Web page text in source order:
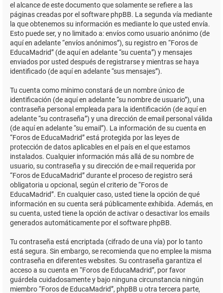
el alcance de este documento que solamente se refiere a las
páginas creadas por el software phpBB. La segunda vía mediante
la que obtenemos su información es mediante lo que usted envía.
Esto puede ser, y no limitado a: envíos como usuario anónimo (de
aquí en adelante “envíos anónimos”), su registro en “Foros de
EducaMadrid” (de aquí en adelante “su cuenta”) y mensajes
enviados por usted después de registrarse y mientras se haya
identificado (de aquí en adelante “sus mensajes”).
Tu cuenta como mínimo constará de un nombre único de
identificación (de aquí en adelante “su nombre de usuario”), una
contraseña personal empleada para la identificación (de aquí en
adelante “su contraseña”) y una dirección de email personal válida
(de aquí en adelante “su email”). La información de su cuenta en
“Foros de EducaMadrid” está protegida por las leyes de
protección de datos aplicables en el país en el que estamos
instalados. Cualquier información más allá de su nombre de
usuario, su contraseña y su dirección de e-mail requerida por
“Foros de EducaMadrid” durante el proceso de registro será
obligatoria u opcional, según el criterio de “Foros de
EducaMadrid”. En cualquier caso, usted tiene la opción de qué
información en su cuenta será públicamente exhibida. Además, en
su cuenta, usted tiene la opción de activar o desactivar los emails
generados automáticamente por el software phpBB.
Tu contraseña está encriptada (cifrado de una vía) por lo tanto
está segura. Sin embargo, se recomienda que no emplee la misma
contraseña en diferentes websites. Su contraseña garantiza el
acceso a su cuenta en “Foros de EducaMadrid”, por favor
guárdela cuidadosamente y bajo ninguna circunstancia ningún
miembro “Foros de EducaMadrid”, phpBB u otra tercera parte,